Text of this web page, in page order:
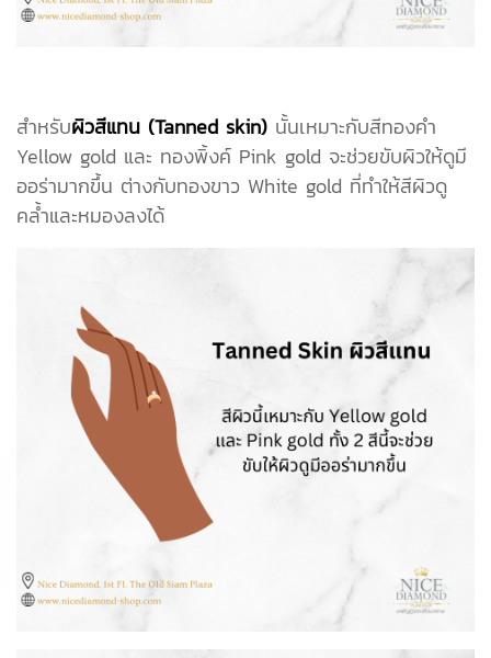
สำหรับผิวสีแทน (Tanned skin) นั้นเหมาะกับสีทองคำ
Yellow gold และ ทองพิ้งค์ Pink gold จะช่วยขับผิวให้ดูมี
ออร่ามากขึ้น ต่างกับทองขาว White gold ที่ทำให้สีผิวดู
คล้ำและหมองลงได้